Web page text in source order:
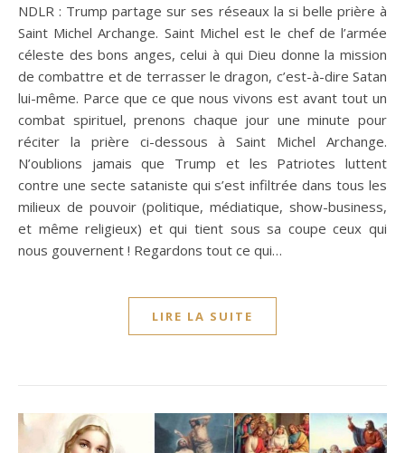
NDLR : Trump partage sur ses réseaux la si belle prière à
Saint Michel Archange. Saint Michel est le chef de l’armée
céleste des bons anges, celui à qui Dieu donne la mission
de combattre et de terrasser le dragon, c’est-à-dire Satan
lui-même. Parce que ce que nous vivons est avant tout un
combat spirituel, prenons chaque jour une minute pour
réciter la prière ci-dessous à Saint Michel Archange.
N’oublions jamais que Trump et les Patriotes luttent
contre une secte sataniste qui s’est infiltrée dans tous les
milieux de pouvoir (politique, médiatique, show-business,
et même religieux) et qui tient sous sa coupe ceux qui
nous gouvernent ! Regardons tout ce qui…
LIRE LA SUITE